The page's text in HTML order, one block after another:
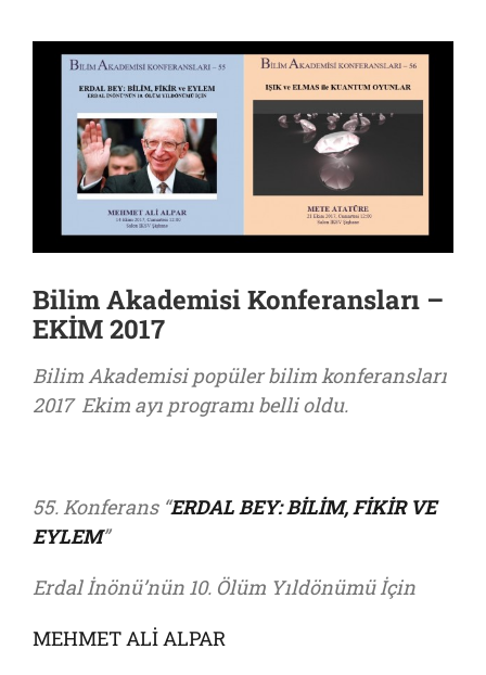
Bilim Akademisi Konferansları –
EKİM 2017
Bilim Akademisi popüler bilim konferansları
2017 Ekim ayı programı belli oldu.
55. Konferans “ERDAL BEY: BİLİM, FİKİR VE
EYLEM”
Erdal İnönü’nün 10. Ölüm Yıldönümü İçin
MEHMET ALİ ALPAR